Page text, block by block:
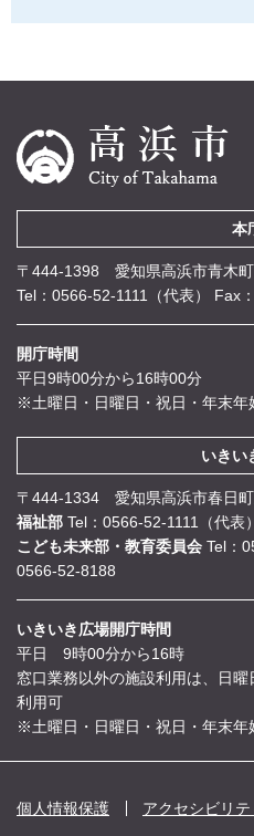
本
〒444-1398 愛知県高浜市青木
Tel：0566-52-1111（代表）
Fax
開庁時間
平日9時00分から16時00分
※土曜日・日曜日・祝日・年末
いきい
〒444-1334 愛知県高浜市春日
福祉部 Tel：0566-52-1111（代表）
こども未来部・教育委員会 Tel：
0566-52-8188
いきいき広場開庁時間
平日 9時00分から16時
窓口業務以外の施設利用は、日
利用可
※土曜日・日曜日・祝日・年末
個人情報保護 アクセシビリテ